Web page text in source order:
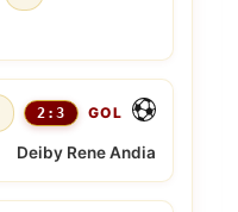
2:3 GOL
Deiby Rene Andia